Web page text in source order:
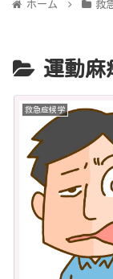
ホーム 救
運動麻
救急症候学